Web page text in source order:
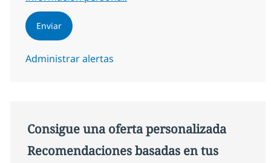
Enviar
Administrar alertas
Consigue una oferta personalizada
Recomendaciones basadas en tus